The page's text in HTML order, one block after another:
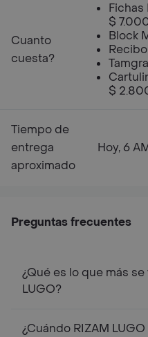
Cuanto
cuesta?
$
Block
$
Tiempo de
entrega
aproximado
Hoy, 6
Preguntas frecuentes
¿Qué es lo que más
LUGO?
¿Cuándo RIZAM